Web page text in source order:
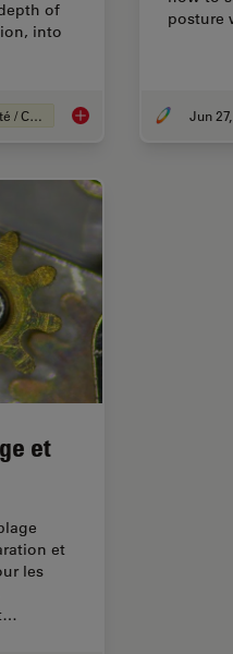
of
into
Assurance de la qualité / Contrôle de la qualité What is the FusionOptics
posture
Jun
et
et
les